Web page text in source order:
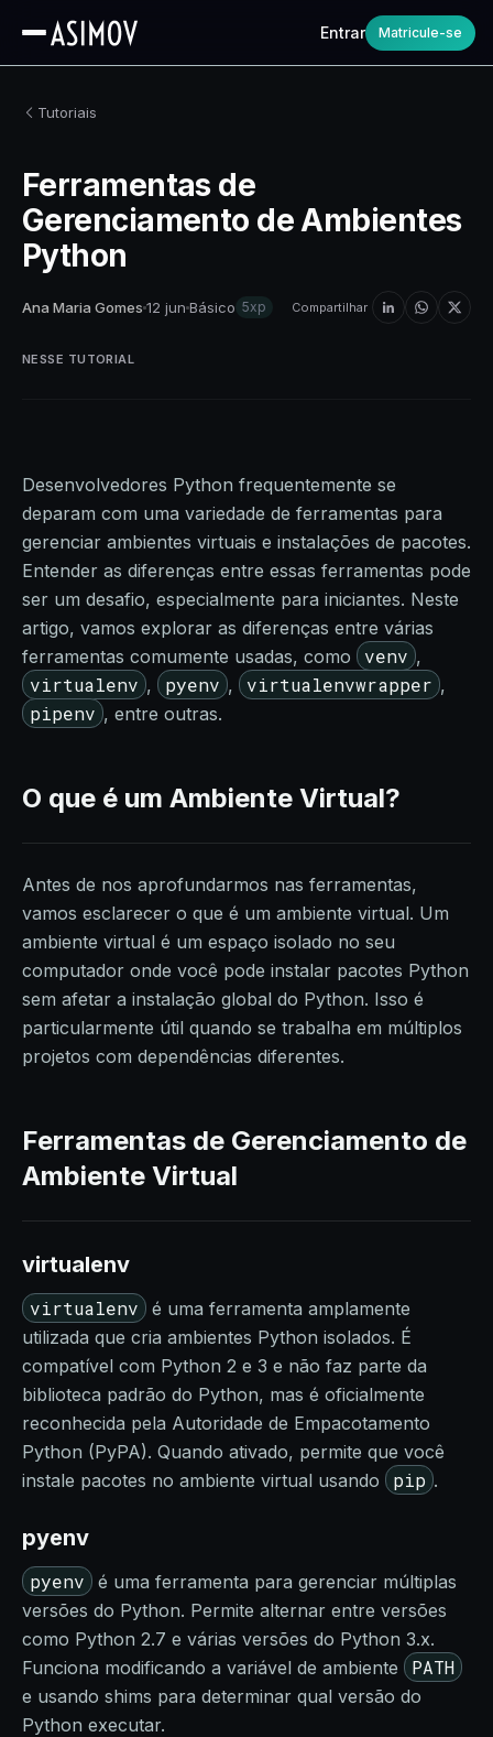
Entrar Matricule-se
Tutoriais
Ferramentas de
Gerenciamento de Ambientes
Python
Ana Maria Gomes 12 jun Básico 5xp Compartilhar
Desenvolvedores Python frequentemente se
deparam com uma variedade de ferramentas para
gerenciar ambientes virtuais e instalações de pacotes.
Entender as diferenças entre essas ferramentas pode
ser um desafio, especialmente para iniciantes. Neste
artigo, vamos explorar as diferenças entre várias
ferramentas comumente usadas, como
venv ,
virtualenv , pyenv , virtualenvwrapper ,
pipenv , entre outras.
O que é um Ambiente Virtual?
Antes de nos aprofundarmos nas ferramentas,
vamos esclarecer o que é um ambiente virtual. Um
ambiente virtual é um espaço isolado no seu
computador onde você pode instalar pacotes Python
sem afetar a instalação global do Python. Isso é
particularmente útil quando se trabalha em múltiplos
projetos com dependências diferentes.
Ferramentas de Gerenciamento de
Ambiente Virtual
virtualenv
virtualenv
é uma ferramenta amplamente
utilizada que cria ambientes Python isolados. É
compatível com Python 2 e 3 e não faz parte da
biblioteca padrão do Python, mas é oficialmente
reconhecida pela Autoridade de Empacotamento
Python (PyPA). Quando ativado, permite que você
instale pacotes no ambiente virtual usando
pip .
pyenv
pyenv
é uma ferramenta para gerenciar múltiplas
versões do Python. Permite alternar entre versões
como Python 2.7 e várias versões do Python 3.x.
Funciona modificando a variável de ambiente
PATH
e usando shims para determinar qual versão do
Python executar.
NESSE TUTORIAL